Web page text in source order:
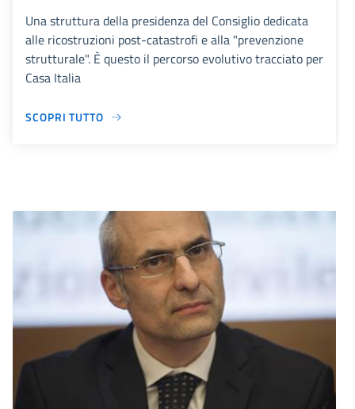
Una struttura della presidenza del Consiglio dedicata
alle ricostruzioni post-catastrofi e alla "prevenzione
strutturale". È questo il percorso evolutivo tracciato per
Casa Italia
SCOPRI TUTTO